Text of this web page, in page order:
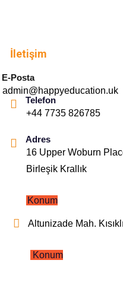
İletişim
E-Posta
admin@happyeducation.uk
Telefon
+44 7735 826785
Adres
16 Upper Woburn
Birleşik Krallık
Konum
Altunizade Mah.
Konum